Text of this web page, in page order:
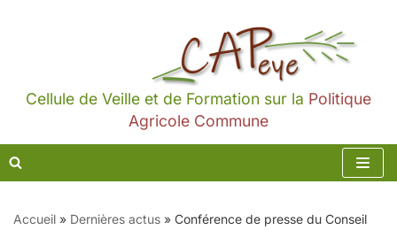
contenu
Cellule de Veille et de Formation sur la Politique
Agricole Commune
Accueil » Dernières actus » Conférence de presse du Conseil